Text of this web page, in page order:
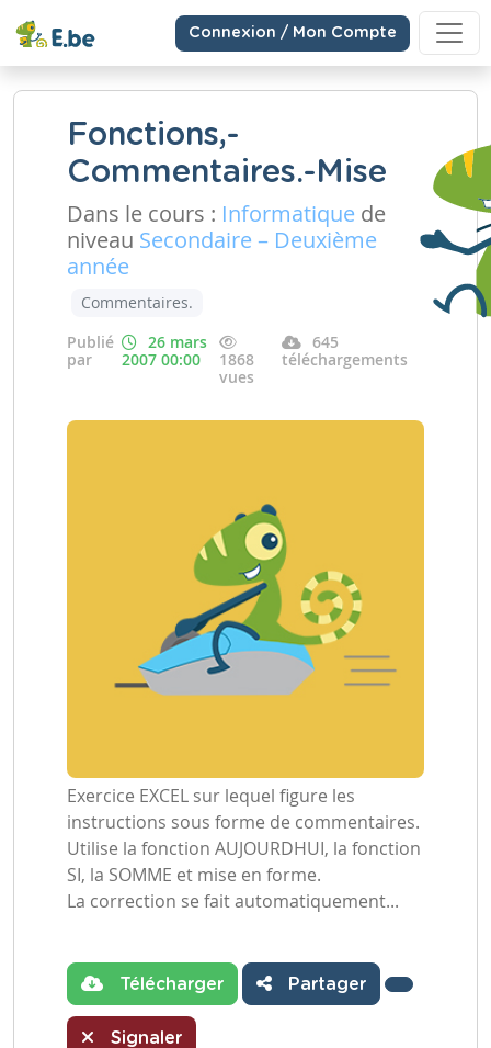
Connexion / Mon Compte
Fonctions,-
Commentaires.-Mise
Dans le cours : Informatique de
niveau Secondaire – Deuxième
année
Commentaires.
Publié
par
26 mars
2007 00:00
1868
vues
645
téléchargements
Exercice EXCEL sur lequel figure les
instructions sous forme de commentaires.
Utilise la fonction AUJOURDHUI, la fonction
SI, la SOMME et mise en forme.
La correction se fait automatiquement...
Télécharger Partager
Signaler